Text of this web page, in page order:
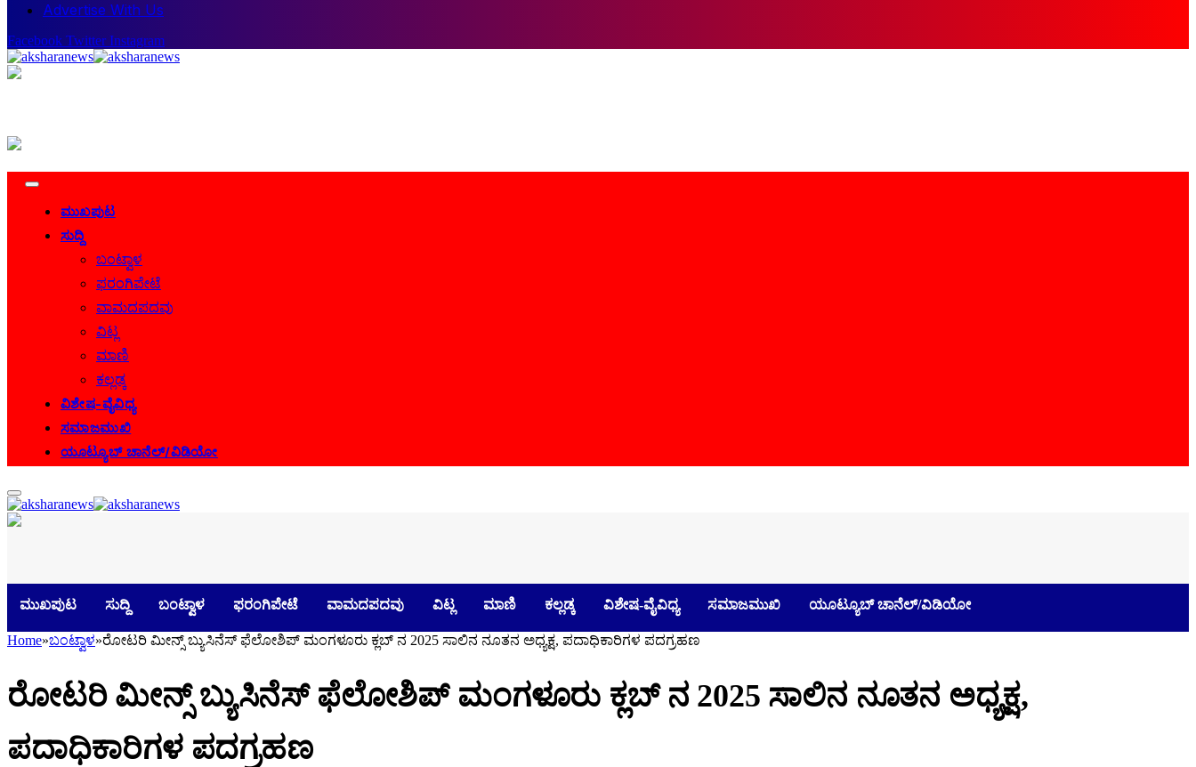
Advertise With Us
Facebook Twitter Instagram
ಮುಖಪುಟ
ಸುದ್ದಿ
ಬಂಟ್ವಾಳ
ಫರಂಗಿಪೇಟೆ
ವಾಮದಪದವು
ವಿಟ್ಲ
ಮಾಣಿ
ಕಲ್ಲಡ್ಕ
ವಿಶೇಷ-ವೈವಿಧ್ಯ
ಸಮಾಜಮುಖಿ
ಯೂಟ್ಯೂಬ್ ಚಾನೆಲ್/ವಿಡಿಯೋ
ಮುಖಪುಟ ಸುದ್ದಿ ಬಂಟ್ವಾಳ ಫರಂಗಿಪೇಟೆ ವಾಮದಪದವು ವಿಟ್ಲ ಮಾಣಿ ಕಲ್ಲಡ್ಕ ವಿಶೇಷ-ವೈವಿಧ್ಯ ಸಮಾಜಮುಖಿ ಯೂಟ್ಯೂಬ್ ಚಾನೆಲ್/ವಿಡಿಯೋ
Home»ಬಂಟ್ವಾಳ»ರೋಟರಿ ಮೀನ್ಸ್ ಬ್ಯುಸಿನೆಸ್ ಫೆಲೋಶಿಪ್ ಮಂಗಳೂರು ಕ್ಲಬ್ ನ 2025 ಸಾಲಿನ ನೂತನ ಅಧ್ಯಕ್ಷ, ಪದಾಧಿಕಾರಿಗಳ ಪದಗ್ರಹಣ
ರೋಟರಿ ಮೀನ್ಸ್ ಬ್ಯುಸಿನೆಸ್ ಫೆಲೋಶಿಪ್ ಮಂಗಳೂರು ಕ್ಲಬ್ ನ 2025 ಸಾಲಿನ ನೂತನ ಅಧ್ಯಕ್ಷ,
ಪದಾಧಿಕಾರಿಗಳ ಪದಗ್ರಹಣ